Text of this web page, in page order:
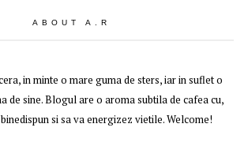
ABOUT A.R
in minte o mare guma de sters, iar in suflet o
de sine. Blogul are o aroma subtila de cafea cu,
si sa va energizez vietile. Welcome!